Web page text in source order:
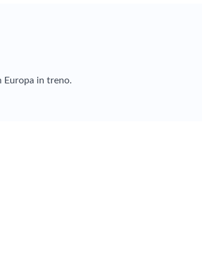
Europa in treno.